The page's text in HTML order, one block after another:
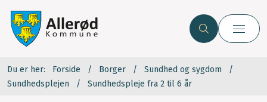
Du er her: Forside Borger
Sundhed og sygdom
Sundhedsplejen
Sundhedspleje fra 2 til 6 år